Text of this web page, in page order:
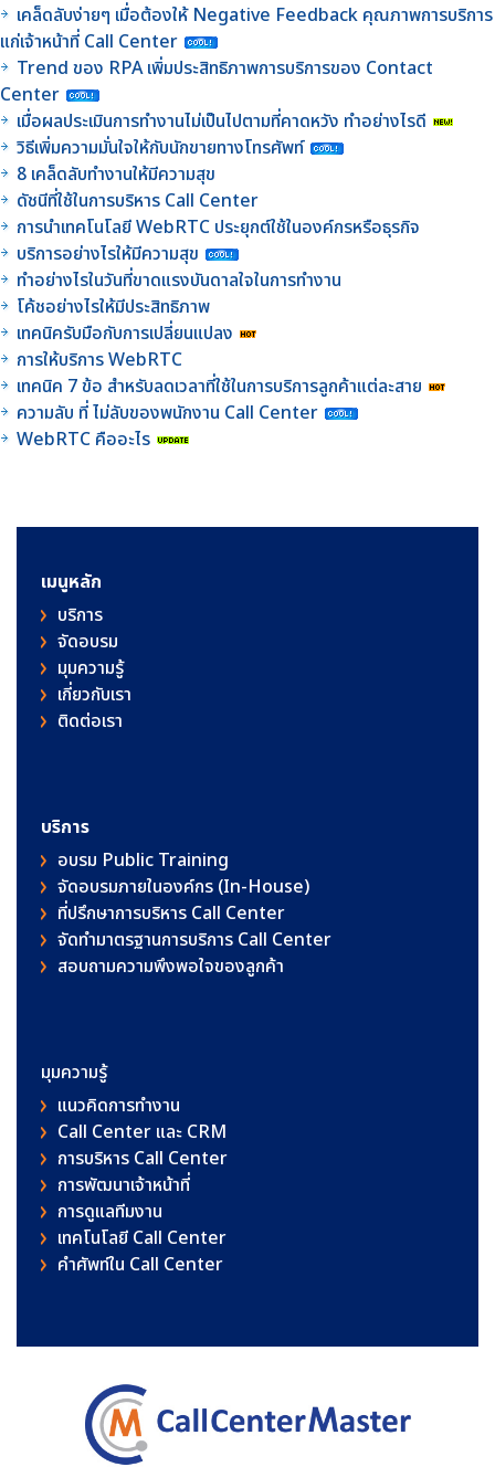
เคล็ดลับง่ายๆ เมื่อต้องให้ Negative Feedback คุณภาพการบริการ
แก่เจ้าหน้าที่ Call Center
Trend ของ RPA เพิ่มประสิทธิภาพการบริการของ Contact
Center
เมื่อผลประเมินการทำงานไม่เป็นไปตามที่คาดหวัง ทำอย่างไรดี
วิธีเพิ่มความมั่นใจให้กับนักขายทางโทรศัพท์
8 เคล็ดลับทำงานให้มีความสุข
ดัชนีที่ใช้ในการบริหาร Call Center
การนำเทคโนโลยี WebRTC ประยุกต์ใช้ในองค์กรหรือธุรกิจ
บริการอย่างไรให้มีความสุข
ทำอย่างไรในวันที่ขาดแรงบันดาลใจในการทำงาน
โค้ชอย่างไรให้มีประสิทธิภาพ
เทคนิครับมือกับการเปลี่ยนแปลง
การให้บริการ WebRTC
เทคนิค 7 ข้อ สำหรับลดเวลาที่ใช้ในการบริการลูกค้าแต่ละสาย
ความลับ ที่ ไม่ลับของพนักงาน Call Center
WebRTC คืออะไร
เมนูหลัก
บริการ
จัดอบรม
มุมความรู้
เกี่ยวกับเรา
ติดต่อเรา
บริการ
อบรม Public Training
จัดอบรมภายในองค์กร (In-House)
ที่ปรึกษาการบริหาร Call Center
จัดทำมาตรฐานการบริการ Call Center
สอบถามความพึงพอใจของลูกค้า
มุมความรู้
แนวคิดการทำงาน
Call Center และ CRM
การบริหาร Call Center
การพัฒนาเจ้าหน้าที่
การดูแลทีมงาน
เทคโนโลยี Call Center
คําศัพท์ใน Call Center